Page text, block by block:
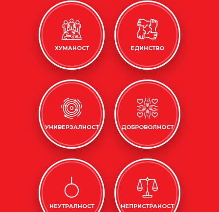
ХУМАНОСТ ЕДИНСТВО
УНИВЕРЗАЛНОСТ ДОБРОВОЛНОСТ
НЕУТРАЛНОСТ НЕПРИСТРАНОСТ